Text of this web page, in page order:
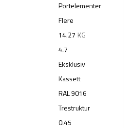
Portelementer
Flere
14.27 KG
4.7
Eksklusiv
Kassett
RAL 9016
Trestruktur
0.45